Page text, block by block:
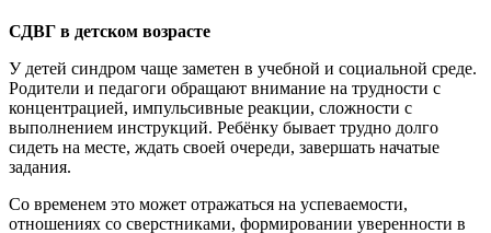
СДВГ в детском возрасте
У детей синдром чаще заметен в учебной и социальной среде.
Родители и педагоги обращают внимание на трудности с
концентрацией, импульсивные реакции, сложности с
выполнением инструкций. Ребёнку бывает трудно долго
сидеть на месте, ждать своей очереди, завершать начатые
задания.
Со временем это может отражаться на успеваемости,
отношениях со сверстниками, формировании уверенности в